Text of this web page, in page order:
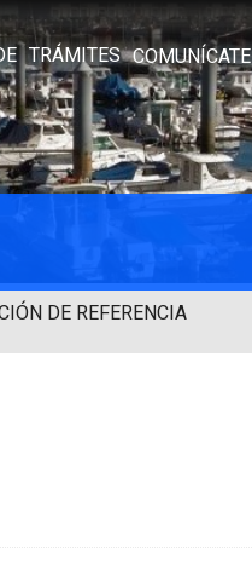
TRÁMITES COMUNÍCATE
DE REFERENCIA